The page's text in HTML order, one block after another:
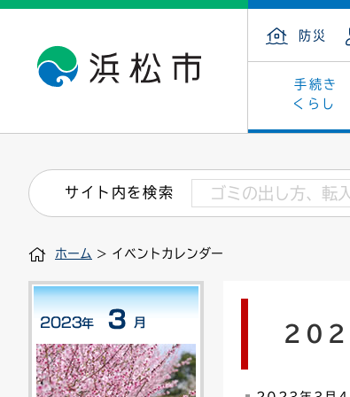
防災
手続き
くらし
戸籍・住民の手続き
住まい・建築
税金
道路・交通・河川
印鑑登録証明書
道路台帳
子育て・青少年・若者
看護専門学校
小学校一覧
健康・医療
介護保険
文化・芸術
浜松・浜名湖だいすきネット
産業振興
発注情報(入札・契約)
募集
市の概要
外郭団体
職員採用
行政区
会議
附属機関
サイト内を検索
ホーム > イベントカレンダー